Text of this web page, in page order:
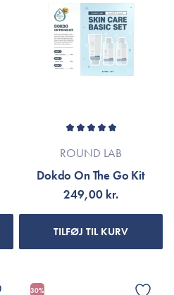
ROUND LAB
Dokdo On The Go Kit
249,00 kr.
TILFØJ TIL KURV
30%